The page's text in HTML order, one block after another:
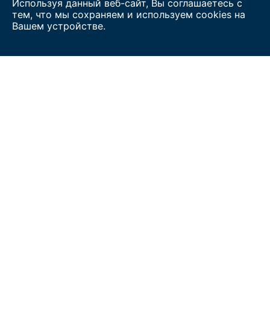
Используя данный веб-сайт, Вы соглашаетесь с
тем, что мы сохраняем и используем cookies на
Вашем устройстве.